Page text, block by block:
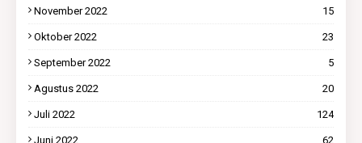
November 2022 15
Oktober 2022 23
September 2022 5
Agustus 2022 20
Juli 2022 124
Juni 2022 62